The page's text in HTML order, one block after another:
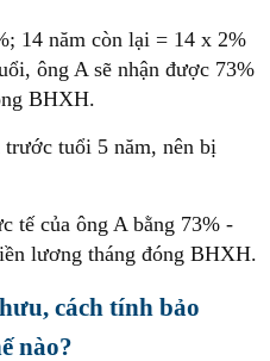
14 năm còn lại = 14 x 2%
ông A sẽ nhận được 73%
BHXH.
tuổi 5 năm, nên bị
tế của ông A bằng 73% -
lương tháng đóng BHXH.
cách tính bảo
nào?